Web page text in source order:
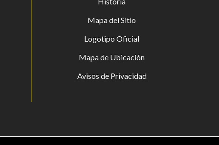
Mapa del Sitio
Logotipo Oficial
Mapa de Ubicación
Avisos de Privacidad